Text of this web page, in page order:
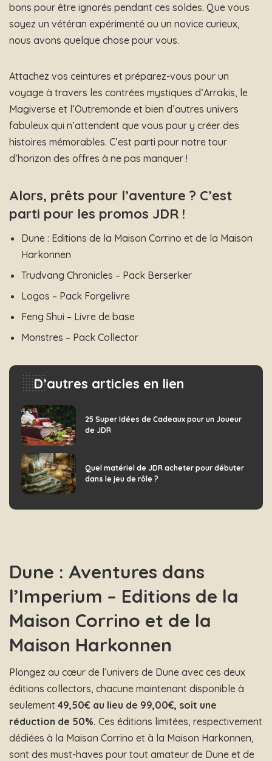
bons pour être ignorés pendant ces soldes. Que vous
soyez un vétéran expérimenté ou un novice curieux,
nous avons quelque chose pour vous.
Attachez vos ceintures et préparez-vous pour un
voyage à travers les contrées mystiques d’Arrakis, le
Magiverse et l’Outremonde et bien d’autres univers
fabuleux qui n’attendent que vous pour y créer des
histoires mémorables. C’est parti pour notre tour
d’horizon des offres à ne pas manquer !
Alors, prêts pour l’aventure ? C’est
parti pour les promos JDR !
Dune : Editions de la Maison Corrino et de la Maison
Harkonnen
Trudvang Chronicles – Pack Berserker
Logos – Pack Forgelivre
Feng Shui – Livre de base
Monstres – Pack Collector
D’autres articles en lien
25 Super Idées de Cadeaux pour un Joueur
de JDR
Quel matériel de JDR acheter pour débuter
dans le jeu de rôle ?
Dune : Aventures dans
l’Imperium – Editions de la
Maison Corrino et de la
Maison Harkonnen
Plongez au cœur de l’univers de Dune avec ces deux
éditions collectors, chacune maintenant disponible à
seulement 49,50€ au lieu de 99,00€, soit une
réduction de 50%. Ces éditions limitées, respectivement
dédiées à la Maison Corrino et à la Maison Harkonnen,
sont des must-haves pour tout amateur de Dune et de